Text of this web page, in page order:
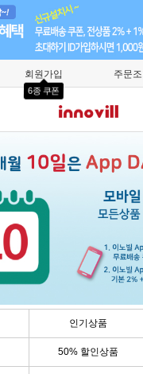
회원가입
6종 쿠폰
주문
인기상품
50% 할인상품